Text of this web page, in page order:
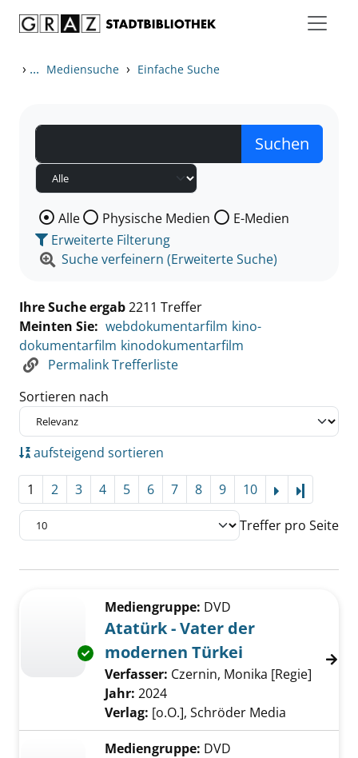
› ... Mediensuche › Einfache Suche
Wählen Sie die Medienart nach der Sie suchen wollen.
Alle Physische Medien
E-Medien
Erweiterte Filterung
Suche verfeinern (Erweiterte Suche)
Ihre Suche ergab2211 Treffer
Meinten Sie: webdokumentarfilm kino-
dokumentarfilm kinodokumentarfilm
Permalink Trefferliste
Sortieren nach
aufsteigend sortieren
1 2 3 4 5 6 7 8 9 10
Treffer pro Seite
Zu den Suchfiltern springen
Exemplar-Details von Atatürk - Vater der
Mediengruppe: DVD
Atatürk - Vater der
modernen Türkei
Verfasser: Czernin, Monika [Regie]
Jahr: 2024
Verlag: [o.O.], Schröder Media
Mediengruppe: DVD